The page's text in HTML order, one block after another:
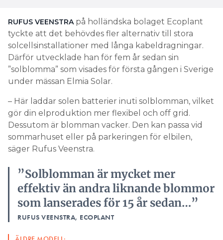
Därför utvecklade han för fem år sedan sin
”solblomma” som visades för första gången i Sverige
under mässan Elmia Solar.
– Här laddar solen batterier inuti solblomman, vilket
gör din elproduktion mer flexibel och off grid.
Dessutom är blomman vacker. Den kan passa vid
sommarhuset eller på parkeringen för elbilen,
säger Rufus Veenstra.
”Solblomman är mycket mer
effektiv än andra liknande blommor
RUFUS VEENSTRA, ECOPLANT
ÄLDRE MODELL:
HUR BRA FUNKAR SOLFÖLJARE OCH VÄXTHUS MED
INTEGRERADE SOLCELLER?
LÄS OCKSÅ: